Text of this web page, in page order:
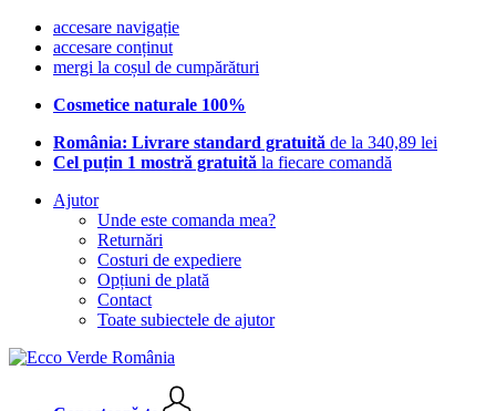
accesare navigație
accesare conținut
mergi la coșul de cumpărături
Cosmetice naturale 100%
România: Livrare standard gratuită de la 340,89 lei
Cel puțin 1 mostră gratuită la fiecare comandă
Ajutor
Unde este comanda mea?
Returnări
Costuri de expediere
Opțiuni de plată
Contact
Toate subiectele de ajutor